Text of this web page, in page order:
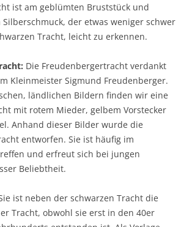
ist am geblümten Bruststück und
Silberschmuck, der etwas weniger schwer
Tracht, leicht zu erkennen.
Die Freudenbergertracht verdankt
Kleinmeister Sigmund Freudenberger.
ländlichen Bildern finden wir eine
mit rotem Mieder, gelbem Vorstecker
Anhand dieser Bilder wurde die
entworfen. Sie ist häufig im
und erfreut sich bei jungen
Beliebtheit.
ist neben der schwarzen Tracht die
Tracht, obwohl sie erst in den 40er